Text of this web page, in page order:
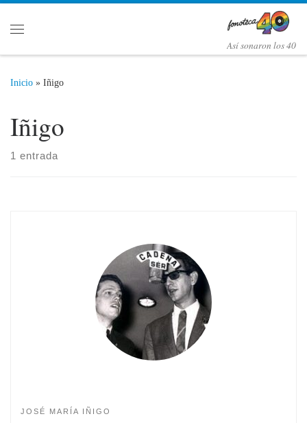
Así­ sonaron los 40
Inicio » Iñigo
Iñigo
1 entrada
JOSÉ MARÍA IÑIGO